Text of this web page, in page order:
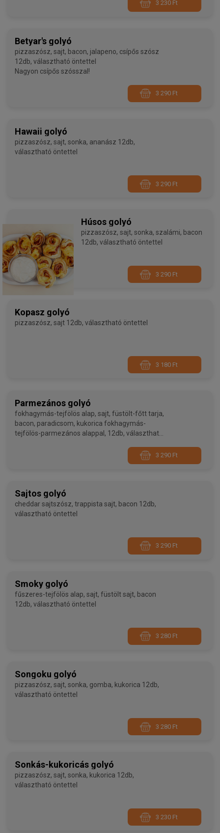
3 230 Ft
Betyar's golyó
pizzaszósz, sajt, bacon, jalapeno, csípős szósz
12db, választható öntettel
Nagyon csípős szósszal!
3 290 Ft
Hawaii golyó
pizzaszósz, sajt, sonka, ananász 12db,
választható öntettel
3 290 Ft
Húsos golyó
pizzaszósz, sajt, sonka, szalámi, bacon
12db, választható öntettel
3 290 Ft
Kopasz golyó
pizzaszósz, sajt 12db, választható öntettel
3 180 Ft
Parmezános golyó
fokhagymás-tejfölös alap, sajt, füstölt-főtt tarja,
bacon, paradicsom, kukorica fokhagymás-
tejfölös-parmezános alappal, 12db, választható
3 290 Ft
Sajtos golyó
cheddar sajtszósz, trappista sajt, bacon 12db,
választható öntettel
3 290 Ft
Smoky golyó
fűszeres-tejfölös alap, sajt, füstölt sajt, bacon
12db, választható öntettel
3 280 Ft
Songoku golyó
pizzaszósz, sajt, sonka, gomba, kukorica 12db,
választható öntettel
3 280 Ft
Sonkás-kukoricás golyó
pizzaszósz, sajt, sonka, kukorica 12db,
választható öntettel
3 230 Ft